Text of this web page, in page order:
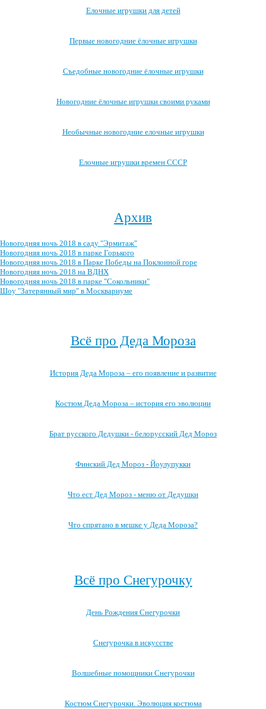
Елочные игрушки для детей
Первые новогодние ёлочные игрушки
Съедобные новогодние ёлочные игрушки
Новогодние ёлочные игрушки своими руками
Необычные новогодние елочные игрушки
Елочные игрушки времен СССР
Архив
Новогодняя ночь 2018 в саду "Эрмитаж"
Новогодняя ночь 2018 в парке Горького
Новогодняя ночь 2018 в Парке Победы на Поклонной горе
Новогодняя ночь 2018 на ВДНХ
Новогодняя ночь 2018 в парке "Сокольники"
Шоу "Затерянный мир" в Москвариуме
Всё про Деда Мороза
История Деда Мороза – его появление и развитие
Костюм Деда Мороза – история его эволюции
Брат русского Дедушки - белорусский Дед Мороз
Финский Дед Мороз - Йоулупукки
Что ест Дед Мороз - меню от Дедушки
Что спрятано в мешке у Деда Мороза?
Всё про Снегурочку
День Рождения Снегурочки
Снегурочка в искусстве
Волшебные помощники Снегурочки
Костюм Снегурочки. Эволюция костюма